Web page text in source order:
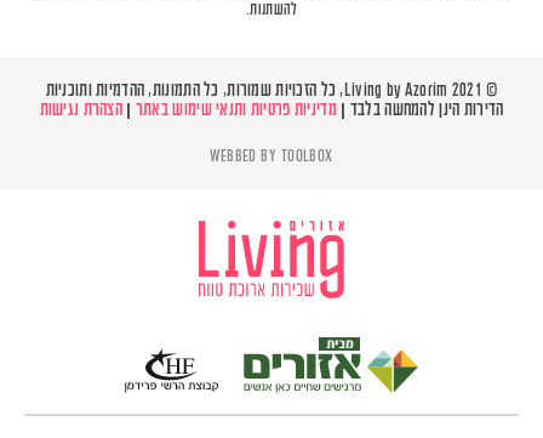
להשתנות.
© Living by Azorim 2021, כל הזכויות שמורות, כל התמונות, ההדמיות ותוכניות
הדירות הינן להמחשה בלבד |
מדיניות פרטיות ותנאי שימוש באתר הצהרת נגישות
WEBBED BY TOOLBOX